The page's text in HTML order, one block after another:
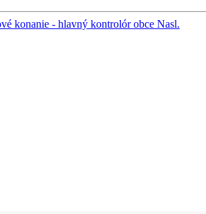
konanie - hlavný kontrolór obce Nasl.